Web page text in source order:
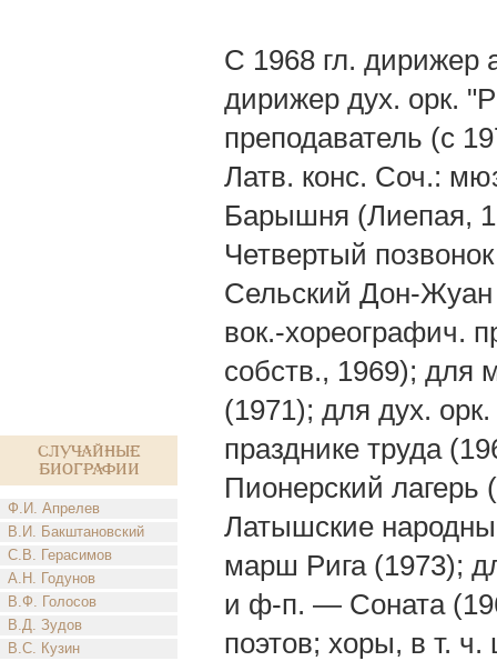
Случайные
биографии
Ф.И. Апрелев
В.И. Бакштановский
С.В. Герасимов
А.Н. Годунов
В.Ф. Голосов
В.Д. Зудов
В.С. Кузин
С 1968 гл. дирижер
дирижер дух. орк.
преподаватель (с
Латв. конс. Соч.:
Барышня (Лиепая,
Четвертый
Сельский Дон-
вок.-хореографич.
собств., 1969);
(1971); для дух.
празднике труда
Пионерский
Латышские
марш Рига (1973);
и ф-п. — Соната
поэтов; хоры, в т.